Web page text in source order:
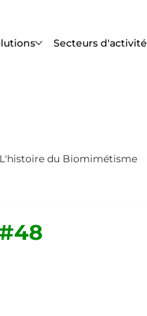
Secteurs d'activité
L'histoire du Biomimétisme